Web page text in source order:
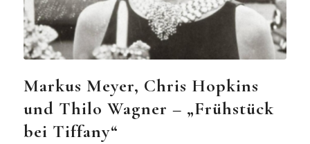
Markus Meyer, Chris Hopkins
und Thilo Wagner – „Frühstück
bei Tiffany“